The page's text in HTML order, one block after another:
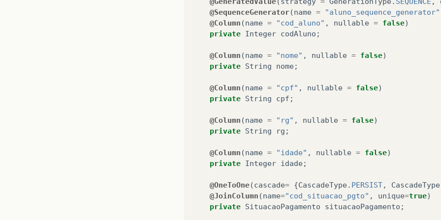
@SequenceGenerator(name = "aluno_sequence_generator"
@Column (name = "cod_aluno" , nullable = false)
private Integer codAluno ;
@Column (name = "nome" , nullable = false)
private String nome;
@Column (name = "cpf" , nullable = false)
private String cpf ;
@Column (name = "rg" , nullable = false)
private String rg ;
@Column (name = "idade" , nullable = false)
private Integer idade;
@OneToOne(cascade= {CascadeType. PERSIST, CascadeType
@JoinColumn (name="cod_situacao_pgto" , unique=true)
private SituacaoPagamento situacaoPagamento ;